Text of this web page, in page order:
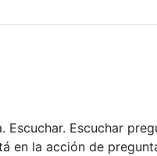
Escuchar
en la acción de